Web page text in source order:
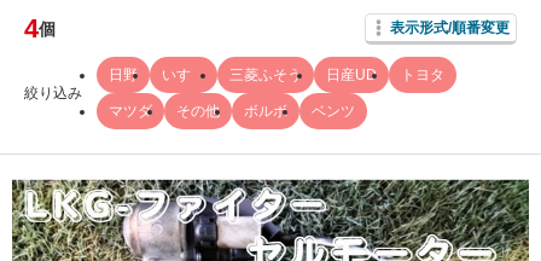
4個 表示形式/順番変更
絞り込み
日野 いすゞ 三菱ふそう 日産UD トヨタ
マツダ その他 ボルボ ベンツ